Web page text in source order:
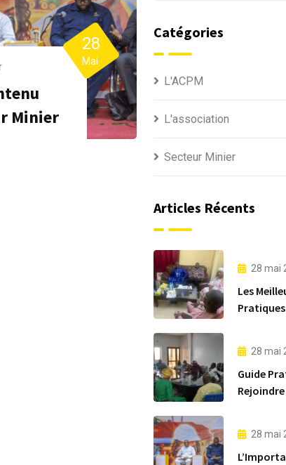
Minier
28
Mai
Catégories
L'ACPM
L'association
Secteur Minier
Articles Récents
28 mai
Les
Projets
28 mai
Guide
Rejoindre
28 mai